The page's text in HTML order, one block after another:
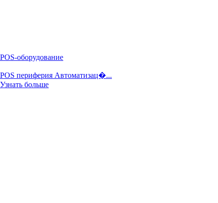
POS-оборудование
POS периферия Автоматизац�...
Узнать больше